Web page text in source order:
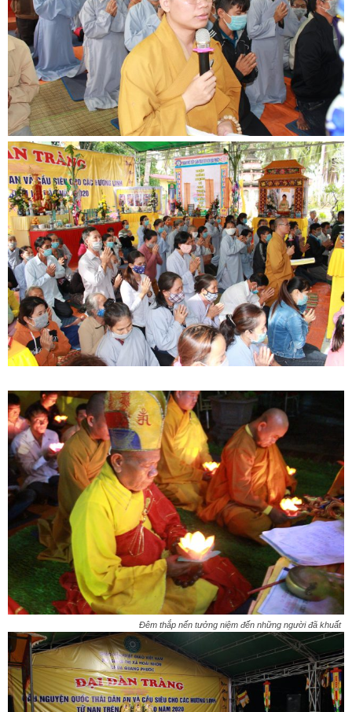
Đêm thắp nến tưởng niệm đến những người đã khuất